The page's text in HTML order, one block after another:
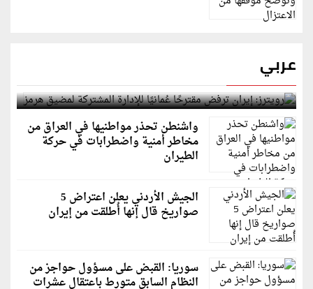
عربي
رويترز: إيران ترفض مقترحًا عُمانيًا للإدارة المشتركة
لمضيق هرمز
واشنطن تحذر مواطنيها في العراق من
مخاطر أمنية واضطرابات في حركة
الطيران
الجيش الأردني يعلن اعتراض 5
صواريخ قال إنها أُطلقت من إيران
سوريا: القبض على مسؤول حواجز من
النظام السابق متورط باعتقال عشرات